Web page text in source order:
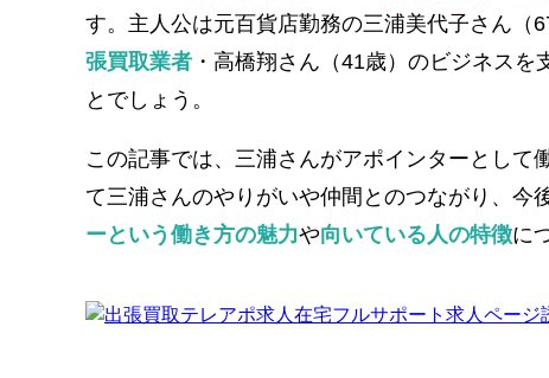
す。主人公は元百貨店勤務の三浦美代子さん（
張買取業者 ・高橋翔さん（41歳）のビジネス
とでしょう。
この記事では、三浦さんがアポインターとして
て三浦さんのやりがいや仲間とのつながり、今
ーという働き方の魅力や向いている人の特徴に